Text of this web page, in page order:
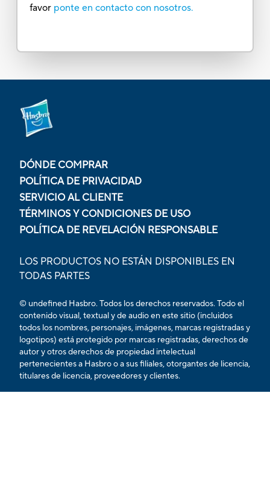
favor ponte en contacto con nosotros.
DÓNDE COMPRAR
POLÍTICA DE PRIVACIDAD
SERVICIO AL CLIENTE
TÉRMINOS Y CONDICIONES DE USO
POLÍTICA DE REVELACIÓN RESPONSABLE
LOS PRODUCTOS NO ESTÁN DISPONIBLES EN
TODAS PARTES
© undefined Hasbro. Todos los derechos reservados. Todo el
contenido visual, textual y de audio en este sitio (incluidos
todos los nombres, personajes, imágenes, marcas registradas y
logotipos) está protegido por marcas registradas, derechos de
autor y otros derechos de propiedad intelectual
pertenecientes a Hasbro o a sus filiales, otorgantes de licencia,
titulares de licencia, proveedores y clientes.